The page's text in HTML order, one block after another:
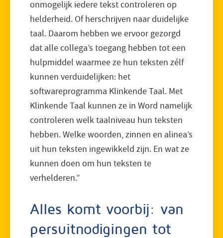
onmogelijk iedere tekst controleren op
helderheid. Of herschrijven naar duidelijke
taal. Daarom hebben we ervoor gezorgd
dat alle collega’s toegang hebben tot een
hulpmiddel waarmee ze hun teksten zélf
kunnen verduidelijken: het
softwareprogramma Klinkende Taal. Met
Klinkende Taal kunnen ze in Word namelijk
controleren welk taalniveau hun teksten
hebben. Welke woorden, zinnen en alinea’s
uit hun teksten ingewikkeld zijn. En wat ze
kunnen doen om hun teksten te
verhelderen.”
Alles komt voorbij: van
persuitnodigingen tot